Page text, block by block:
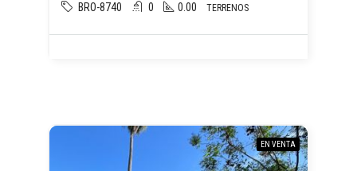
BRO-8740 0 0.00 TERRENOS
EN VENTA